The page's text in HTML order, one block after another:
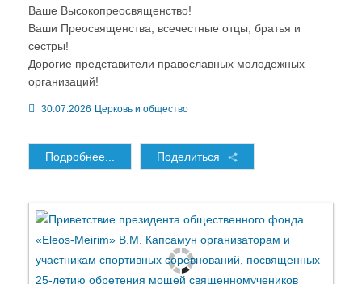
Ваше Высокопреосвященство!
Ваши Преосвященства, всечестные отцы, братья и
сестры!
Дорогие представители православных молодежных
организаций!
30.07.2026 Церковь и общество
Подробнее... Поделиться